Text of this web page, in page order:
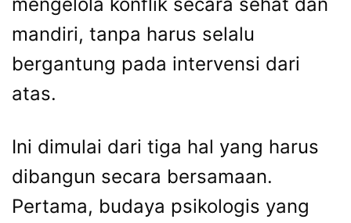
mandiri, tanpa harus selalu
bergantung pada intervensi dari
atas.
Ini dimulai dari tiga hal yang harus
dibangun secara bersamaan.
Pertama, budaya psikologis yang